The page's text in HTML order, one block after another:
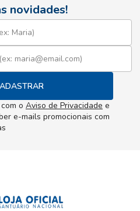
novidades!
o Aviso de Privacidade e
e-mails promocionais com